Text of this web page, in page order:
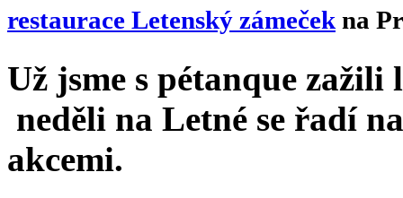
restaurace Letenský zámeček na
Už jsme s pétanque zažili
neděli na Letné se řadí
akcemi.